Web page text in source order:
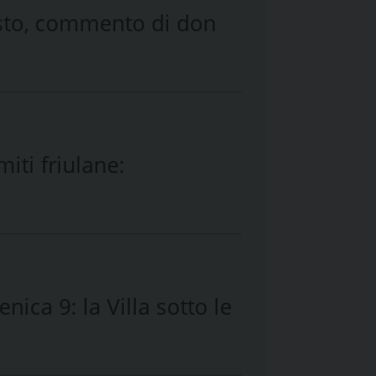
commento di don
friulane:
9: la Villa sotto le